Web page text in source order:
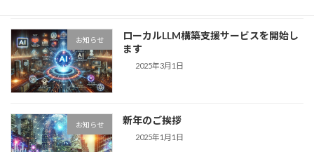
お知らせ
ローカルLLM構築支援サービスを開始し
ます
2025年3月1日
お知らせ 新年のご挨拶
2025年1月1日